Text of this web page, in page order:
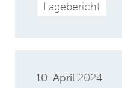
Lagebericht
10. April 2024